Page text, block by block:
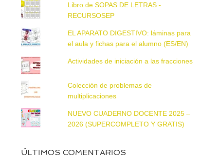
Libro de SOPAS DE LETRAS -
RECURSOSEP
EL APARATO DIGESTIVO: láminas para
el aula y fichas para el alumno (ES/EN)
Actividades de iniciación a las fracciones
Colección de problemas de
multiplicaciones
NUEVO CUADERNO DOCENTE 2025 –
2026 (SUPERCOMPLETO Y GRATIS)
ÚLTIMOS COMENTARIOS